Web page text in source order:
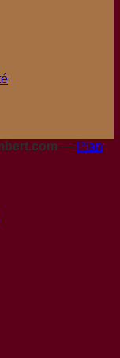
— Plan